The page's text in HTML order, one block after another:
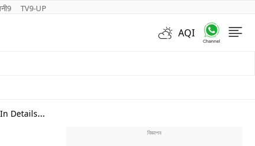
TV9-UP
AQI
Details